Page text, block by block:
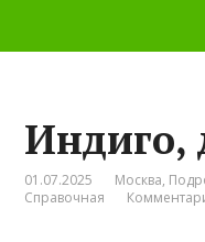
Индиго,
01.07.2025 Москва,
Справочная